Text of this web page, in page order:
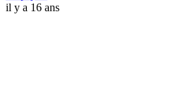
il y a 16 ans